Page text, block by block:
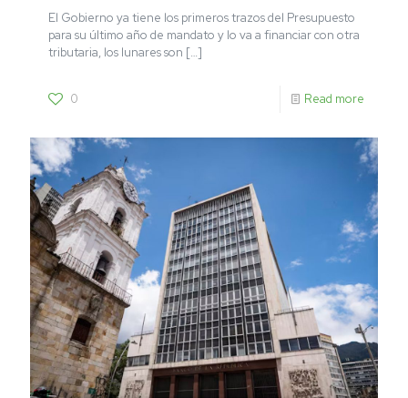
El Gobierno ya tiene los primeros trazos del Presupuesto
para su último año de mandato y lo va a financiar con otra
tributaria, los lunares son […]
0 Read more